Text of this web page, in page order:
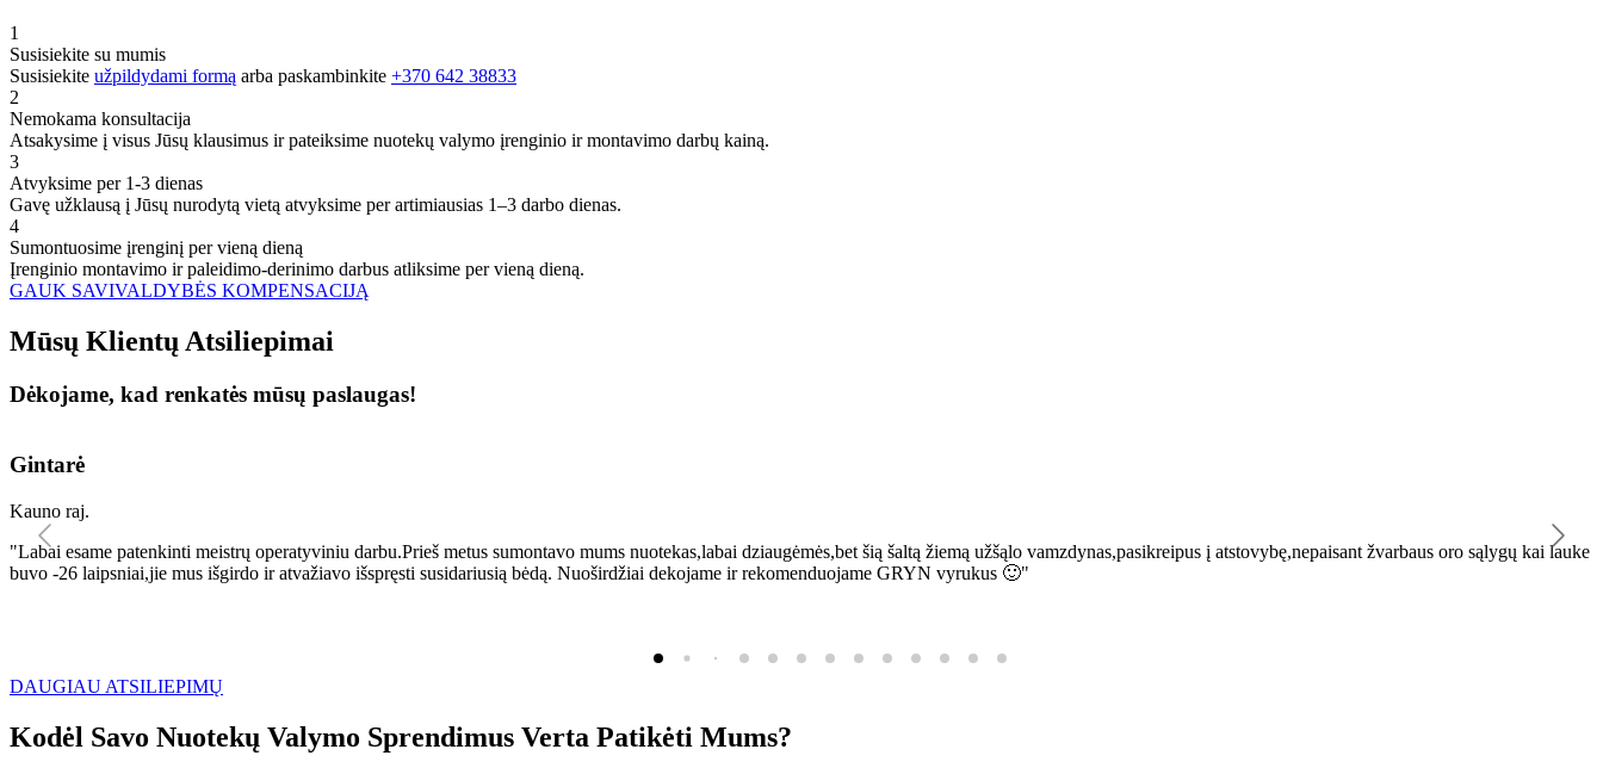
1
Susisiekite su mumis
Susisiekite užpildydami formą arba paskambinkite +370 642 38833
2
Nemokama konsultacija
Atsakysime į visus Jūsų klausimus ir pateiksime nuotekų valymo įrenginio ir montavimo darbų kainą.
3
Atvyksime per 1-3 dienas
Gavę užklausą į Jūsų nurodytą vietą atvyksime per artimiausias 1–3 darbo dienas.
4
Sumontuosime įrenginį per vieną dieną
Įrenginio montavimo ir paleidimo-derinimo darbus atliksime per vieną dieną.
GAUK SAVIVALDYBĖS KOMPENSACIJĄ
Mūsų Klientų Atsiliepimai
Dėkojame, kad renkatės mūsų paslaugas!
Gintarė
Kauno raj.
"Labai esame patenkinti meistrų operatyviniu darbu.Prieš metus sumontavo mums nuotekas,labai dziaugėmės,bet šią šaltą žiemą užšąlo vamzdynas,pasikreipus į atstovybę,nepaisant žvarbaus oro sąlygų kai lauke
buvo -26 laipsniai,jie mus išgirdo ir atvažiavo išspręsti susidariusią bėdą. Nuoširdžiai dekojame ir rekomenduojame GRYN vyrukus 🙂"
DAUGIAU ATSILIEPIMŲ
Kodėl Savo Nuotekų Valymo Sprendimus Verta Patikėti Mums?